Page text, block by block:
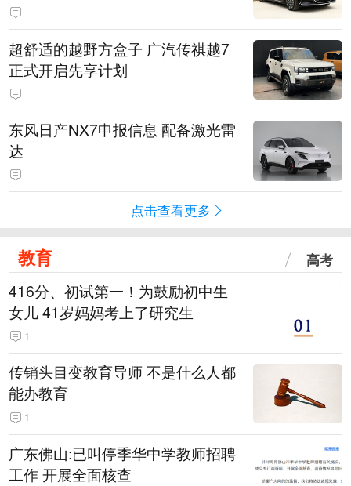
超舒适的越野方盒子 广汽传祺越7
正式开启先享计划
东风日产NX7申报信息 配备激光雷
达
点击查看更多
教育 高考
416分、初试第一！为鼓励初中生
女儿 41岁妈妈考上了研究生
1
传销头目变教育导师 不是什么人都
能办教育
1
广东佛山:已叫停季华中学教师招聘
工作 开展全面核查